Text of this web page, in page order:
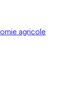
agricole